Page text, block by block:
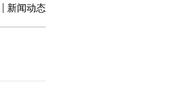
新闻动态